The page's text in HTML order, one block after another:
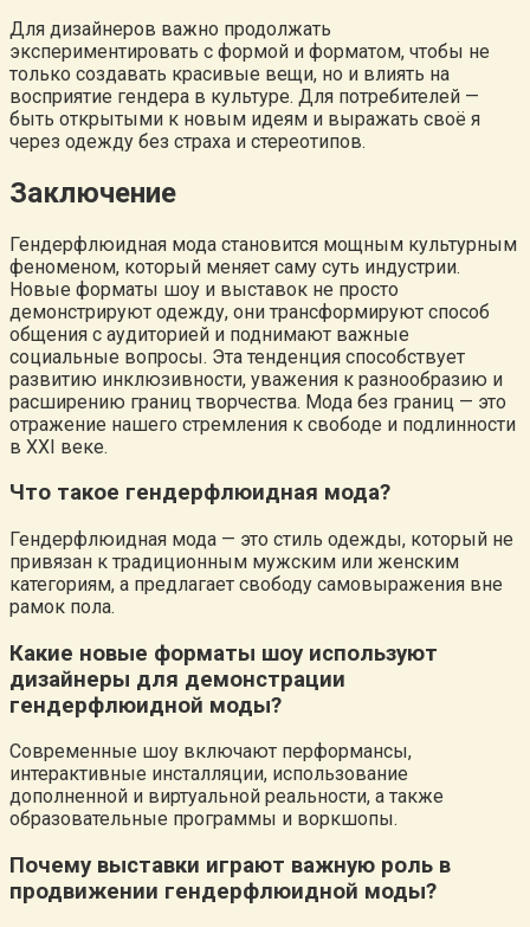
Для дизайнеров важно продолжать
экспериментировать с формой и форматом, чтобы не
только создавать красивые вещи, но и влиять на
восприятие гендера в культуре. Для потребителей —
быть открытыми к новым идеям и выражать своё я
через одежду без страха и стереотипов.
Заключение
Гендерфлюидная мода становится мощным культурным
феноменом, который меняет саму суть индустрии.
Новые форматы шоу и выставок не просто
демонстрируют одежду, они трансформируют способ
общения с аудиторией и поднимают важные
социальные вопросы. Эта тенденция способствует
развитию инклюзивности, уважения к разнообразию и
расширению границ творчества. Мода без границ — это
отражение нашего стремления к свободе и подлинности
в XXI веке.
Что такое гендерфлюидная мода?
Гендерфлюидная мода — это стиль одежды, который не
привязан к традиционным мужским или женским
категориям, а предлагает свободу самовыражения вне
рамок пола.
Какие новые форматы шоу используют
дизайнеры для демонстрации
гендерфлюидной моды?
Современные шоу включают перформансы,
интерактивные инсталляции, использование
дополненной и виртуальной реальности, а также
образовательные программы и воркшопы.
Почему выставки играют важную роль в
продвижении гендерфлюидной моды?